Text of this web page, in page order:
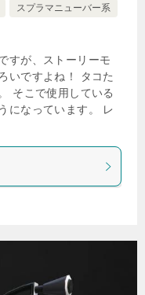
スプラマニューバー系
すが、ストーリーモ
いですよね！ タコた
そこで使用している
になっています。 レ